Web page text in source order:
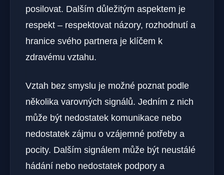
posilovat. Dalším důležitým aspektem je
respekt – respektovat názory, rozhodnutí a
hranice svého partnera je klíčem k
zdravému vztahu.
Vztah bez smyslu je možné poznat podle
několika varovných signálů. Jedním z nich
může být nedostatek komunikace nebo
nedostatek zájmu o vzájemné potřeby a
pocity. Dalším signálem může být neustálé
hádání nebo nedostatek podpory a